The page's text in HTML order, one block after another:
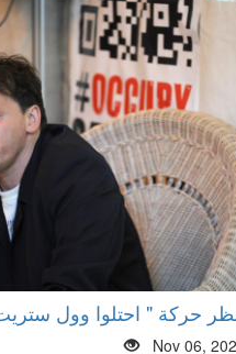
حركة " احتلوا وول ستريت
Nov 06,